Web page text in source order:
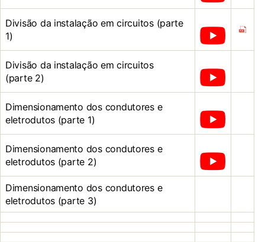
Divisão da instalação em circuitos (parte
1)
Divisão da instalação em circuitos
(parte 2)
Dimensionamento dos condutores e
eletrodutos (parte 1)
Dimensionamento dos condutores e
eletrodutos (parte 2)
Dimensionamento dos condutores e
eletrodutos (parte 3)